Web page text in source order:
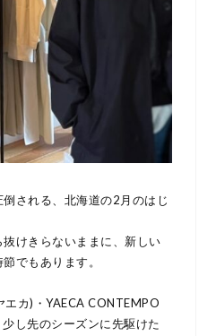
される、北海道の2月のはじ
けきらないままに、新しい
でもあります。
カ)・YAECA CONTEMPO
し先のシーズンに先駆けた